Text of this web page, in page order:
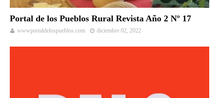
Portal de los Pueblos Rural Revista Año 2 Nº 17
wwwportaldelospueblos.com diciembre 02, 2022